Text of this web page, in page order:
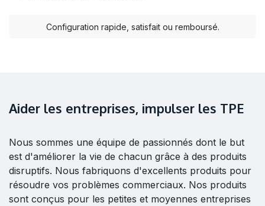
Configuration rapide, satisfait ou remboursé.
Aider les entreprises, impulser les TPE
Nous sommes une équipe de passionnés dont le but
est d'améliorer la vie de chacun grâce à des produits
disruptifs. Nous fabriquons d'excellents produits pour
résoudre vos problèmes commerciaux. Nos produits
sont conçus pour les petites et moyennes entreprises